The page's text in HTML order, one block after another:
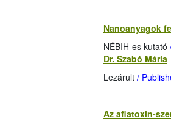
Nanoanyagok
NÉBIH-es kutató
Dr. Szabó Mária
Lezárult/
Az aflatoxin-